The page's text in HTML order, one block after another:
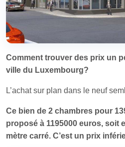
Comment trouver des prix un
ville du Luxembourg?
L’achat sur plan dans le neuf
Ce bien de 2 chambres pour
proposé à 1195000 euros, soit
mètre carré. C’est un prix